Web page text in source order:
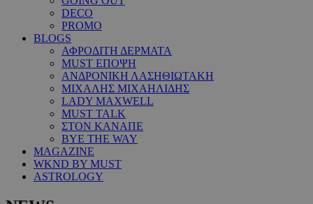
DECO
PROMO
BLOGS
ΑΦΡΟΔΙΤΗ ΔΕΡΜΑΤΑ
MUST ΕΠΟΨΗ
ΑΝΔΡΟΝΙΚΗ ΛΑΣΗΘΙΩΤΑΚΗ
ΜΙΧΑΛΗΣ ΜΙΧΑΗΛΙΔΗΣ
LADY MAXWELL
MUST TALK
ΣΤΟΝ ΚΑΝΑΠΕ
BYE THE WAY
MAGAZINE
WKND BY MUST
ASTROLOGY